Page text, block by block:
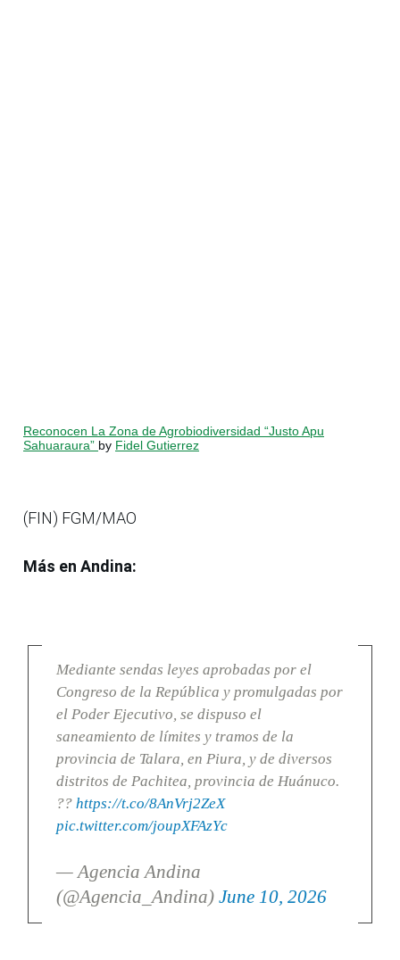
Reconocen La Zona de Agrobiodiversidad “Justo Apu
Sahuaraura” by Fidel Gutierrez
(FIN) FGM/MAO
Más en Andina:
Mediante sendas leyes aprobadas por el
Congreso de la República y promulgadas por
el Poder Ejecutivo, se dispuso el
saneamiento de límites y tramos de la
provincia de Talara, en Piura, y de diversos
distritos de Pachitea, provincia de Huánuco.
?? https://t.co/8AnVrj2ZeX
pic.twitter.com/joupXFAzYc
— Agencia Andina
(@Agencia_Andina) June 10, 2026